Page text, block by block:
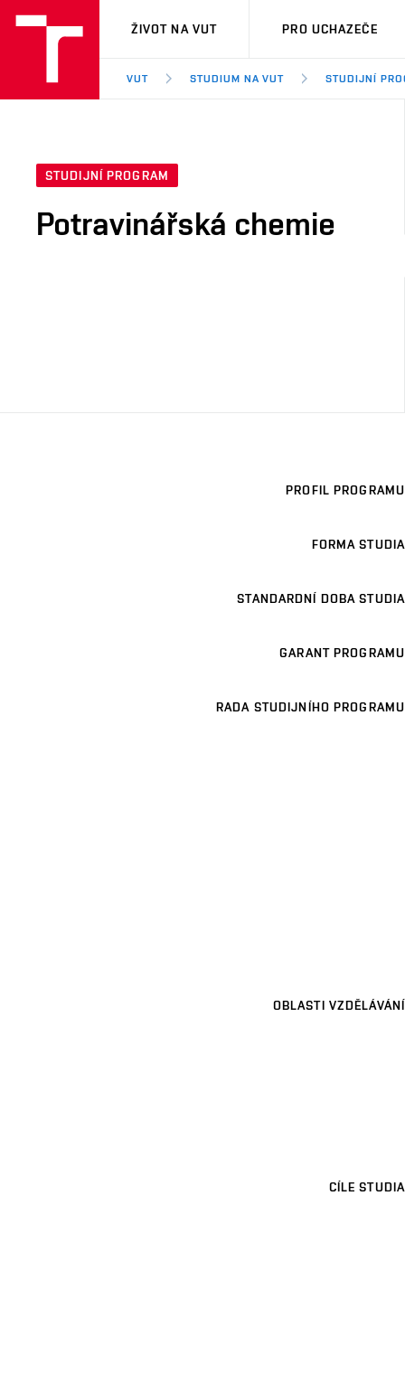
VUT
ŽIVOT NA VUT PRO UCHAZEČE
VUT STUDIUM NA VUT STUDIJNÍ
STUDIJNÍ PROGRAM
Potravinářská chemie
PROFIL PROGRAMU
FORMA STUDIA
STANDARDNÍ DOBA STUDIA
GARANT PROGRAMU
RADA STUDIJNÍHO PROGRAMU
OBLASTI VZDĚLÁVÁNÍ
CÍLE STUDIA